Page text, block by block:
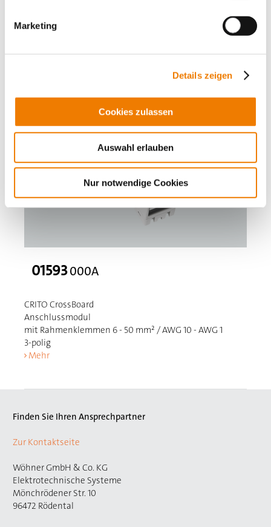
Marketing
Details zeigen
Cookies zulassen
Auswahl erlauben
Nur notwendige Cookies
3-polig
Mehr
01593000A
CRITO CrossBoard
Anschlussmodul
mit Rahmenklemmen 6 - 50 mm² / AWG 10 - AWG 1
3-polig
Mehr
Finden Sie Ihren Ansprechpartner
Zur Kontaktseite
Wöhner GmbH & Co. KG
Elektrotechnische Systeme
Mönchrödener Str. 10
96472 Rödental